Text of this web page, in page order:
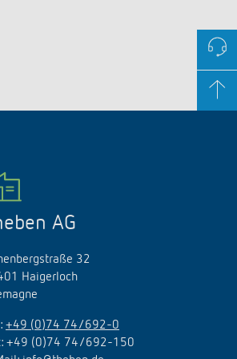
AG
32
Haigerloch
+49 (0)74 74/692-0
+49 (0)74 74/692-150